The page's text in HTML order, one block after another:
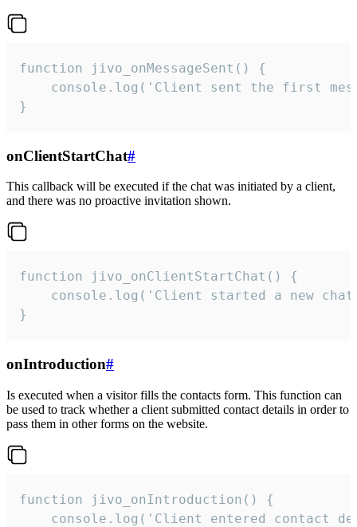
function jivo_onMessageSent() {
console.log('Client sent the first
}
onClientStartChat#
This callback will be executed if the chat was initiated by a client,
and there was no proactive invitation shown.
function jivo_onClientStartChat() {
console.log('Client started a new
}
onIntroduction#
Is executed when a visitor fills the contacts form. This function can
be used to track whether a client submitted contact details in order to
pass them in other forms on the website.
function jivo_onIntroduction() {
console.log('Client entered contact